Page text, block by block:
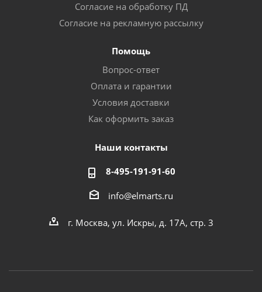
Согласие на обработку ПД
Согласие на рекламную рассылку
Помощь
Вопрос-ответ
Оплата и гарантии
Условия доставки
Как оформить заказ
Наши контакты
8-495-191-91-60
info@elmarts.ru
г. Москва, ул. Искры, д. 17А, стр. 3